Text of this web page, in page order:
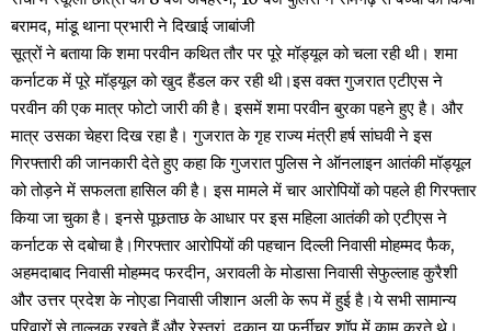
बरामद, मांडू थाना प्रभारी ने दिखाई जाबांजी
सूत्रों ने बताया कि शमा परवीन कथित तौर पर पूरे मॉड्यूल को चला रही थी। शमा
कर्नाटक में पूरे मॉड्यूल को खुद हैंडल कर रही थी।इस वक्त गुजरात एटीएस ने
परवीन की एक मात्र फोटो जारी की है। इसमें शमा परवीन बुरका पहने हुए है। और
मात्र उसका चेहरा दिख रहा है। गुजरात के गृह राज्य मंत्री हर्ष सांघवी ने इस
गिरफ्तारी की जानकारी देते हुए कहा कि गुजरात पुलिस ने ऑनलाइन आतंकी मॉड्यूल
को तोड़ने में सफलता हासिल की है। इस मामले में चार आरोपियों को पहले ही गिरफ्तार
किया जा चुका है। इनसे पूछताछ के आधार पर इस महिला आतंकी को एटीएस ने
कर्नाटक से दबोचा है।गिरफ्तार आरोपियों की पहचान दिल्ली निवासी मोहम्मद फैक,
अहमदाबाद निवासी मोहम्मद फरदीन, अरावली के मोडासा निवासी सेफुल्लाह कुरैशी
और उत्तर प्रदेश के नोएडा निवासी जीशान अली के रूप में हुई है।ये सभी सामान्य